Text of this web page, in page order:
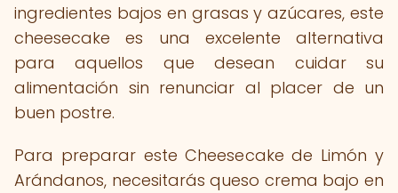
ingredientes bajos en grasas y azúcares, este
cheesecake es una excelente alternativa
para aquellos que desean cuidar su
alimentación sin renunciar al placer de un
buen postre.
Para preparar este Cheesecake de Limón y
Arándanos, necesitarás queso crema bajo en